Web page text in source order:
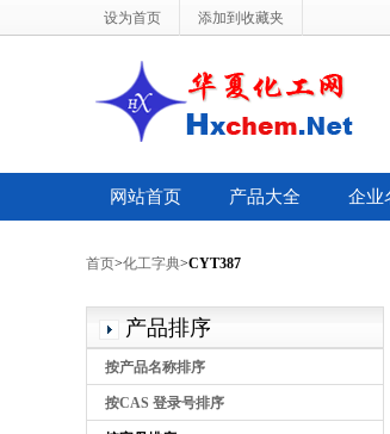
设为首页 添加到收藏夹
网站首页 产品大全 企业
首页>化工字典>CYT387
产品排序
按产品名称排序
按CAS 登录号排序